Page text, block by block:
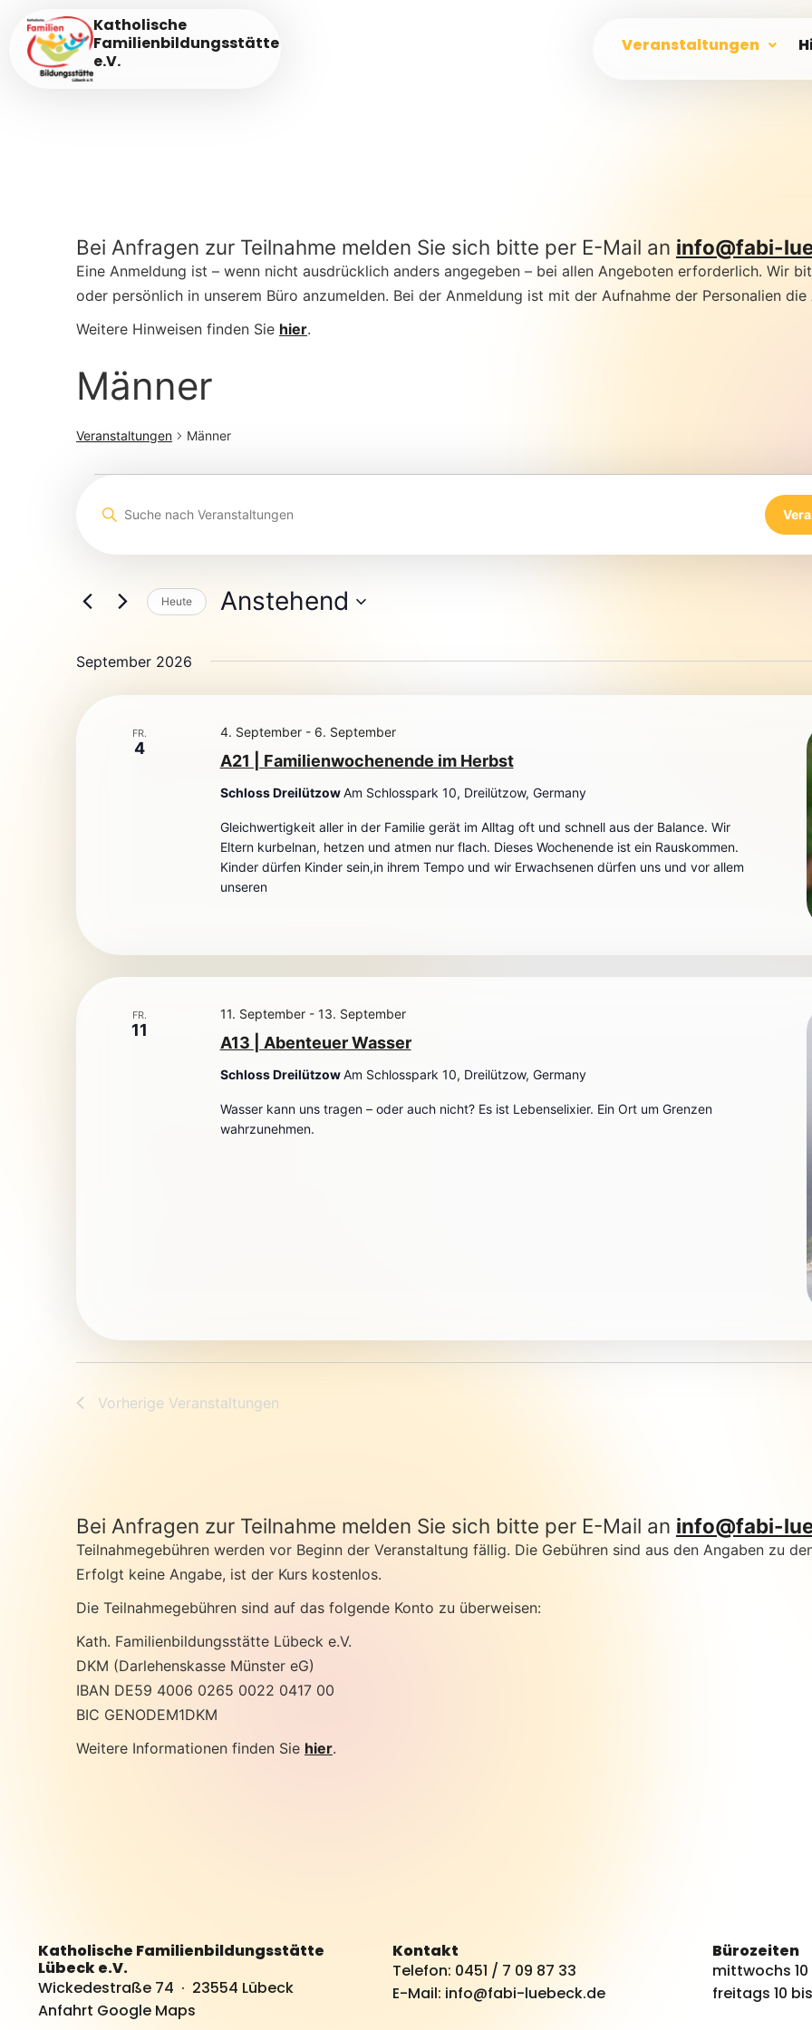
Katholische
Familienbildungsstätte
e.V.
Veranstaltungen
Bei Anfragen zur Teilnahme melden Sie sich bitte per E-Mail an info@fabi-
Eine Anmeldung ist – wenn nicht ausdrücklich anders angegeben – bei allen Angeboten erforderlich. Wir
oder persönlich in unserem Büro anzumelden. Bei der Anmeldung ist mit der Aufnahme der Personalien
Weitere Hinweisen finden Sie hier.
Männer
Veranstaltungen Männer
Suche
Navigation
Bitte
Schlüsselwort
Schlüsselwort.
Heute Anstehend
September 2026
FR.
4
A21 | Familienwochenende im Herbst
4. September- 6. September
Schloss DreilützowAm Schlosspark 10, Dreilützow, Germany
Gleichwertigkeit aller in der Familie gerät im Alltag oft und schnell aus der Balance. Wir
Eltern kurbelnan, hetzen und atmen nur flach. Dieses Wochenende ist ein Rauskommen.
Kinder dürfen Kinder sein,in ihrem Tempo und wir Erwachsenen dürfen uns und vor allem
unseren
FR.
11
A13 | Abenteuer Wasser
11. September- 13. September
Schloss DreilützowAm Schlosspark 10, Dreilützow, Germany
Wasser kann uns tragen – oder auch nicht? Es ist Lebenselixier. Ein Ort um Grenzen
wahrzunehmen.
Vorherige Veranstaltungen
Bei Anfragen zur Teilnahme melden Sie sich bitte per E-Mail an info@fabi-
Teilnahmegebühren werden vor Beginn der Veranstaltung fällig. Die Gebühren sind aus den Angaben zu
Erfolgt keine Angabe, ist der Kurs kostenlos.
Die Teilnahmegebühren sind auf das folgende Konto zu überweisen:
Kath. Familienbildungsstätte Lübeck e.V.
DKM (Darlehenskasse Münster eG)
IBAN DE59 4006 0265 0022 0417 00
BIC GENODEM1DKM
Weitere Informationen finden Sie hier.
Katholische Familienbildungsstätte
Lübeck e.V.
Wickedestraße 74 · 23554 Lübeck
Anfahrt Google Maps
Kontakt
Telefon: 0451 / 7 09 87 33
E-Mail: info@fabi-luebeck.de
Bürozeiten
mittwochs 10
freitags 10